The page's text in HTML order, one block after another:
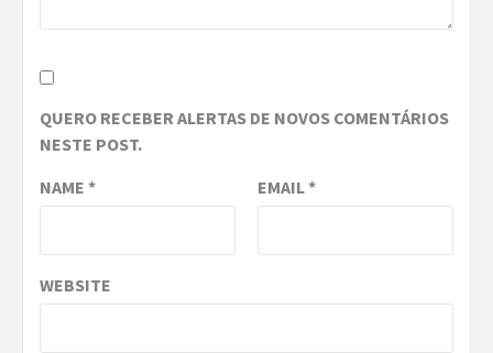
QUERO RECEBER ALERTAS DE NOVOS COMENTÁRIOS
NESTE POST.
NAME * EMAIL*
WEBSITE